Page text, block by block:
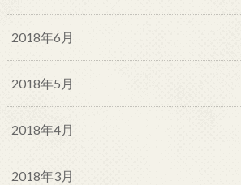
2018年6月
2018年5月
2018年4月
2018年3月